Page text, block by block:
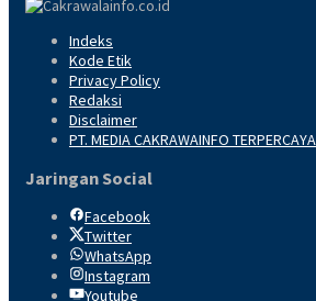
Indeks
Kode Etik
Privacy Policy
Redaksi
Disclaimer
PT. MEDIA CAKRAWAINFO TERPERCAYA
Jaringan Social
Facebook
Twitter
WhatsApp
Instagram
Youtube